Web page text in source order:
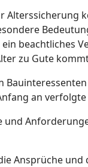
Alterssicherung
beachtliches
zu Gute
an
und
Ansprüche